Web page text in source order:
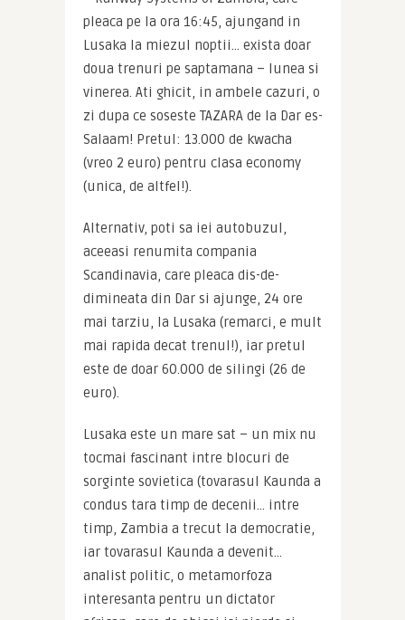
pleaca pe la ora 16:45, ajungand in
Lusaka la miezul noptii… exista doar
doua trenuri pe saptamana – lunea si
vinerea. Ati ghicit, in ambele cazuri, o
zi dupa ce soseste TAZARA de la Dar es-
Salaam! Pretul: 13.000 de kwacha
(vreo 2 euro) pentru clasa economy
(unica, de altfel!).
Alternativ, poti sa iei autobuzul,
aceeasi renumita compania
Scandinavia, care pleaca dis-de-
dimineata din Dar si ajunge, 24 ore
mai tarziu, la Lusaka (remarci, e mult
mai rapida decat trenul!), iar pretul
este de doar 60.000 de silingi (26 de
euro).
Lusaka este un mare sat – un mix nu
tocmai fascinant intre blocuri de
sorginte sovietica (tovarasul Kaunda a
condus tara timp de decenii… intre
timp, Zambia a trecut la democratie,
iar tovarasul Kaunda a devenit…
analist politic, o metamorfoza
interesanta pentru un dictator